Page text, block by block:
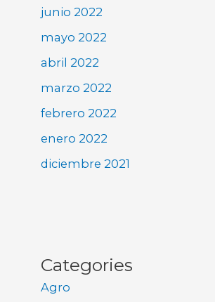
junio 2022
mayo 2022
abril 2022
marzo 2022
febrero 2022
enero 2022
diciembre 2021
Categories
Agro